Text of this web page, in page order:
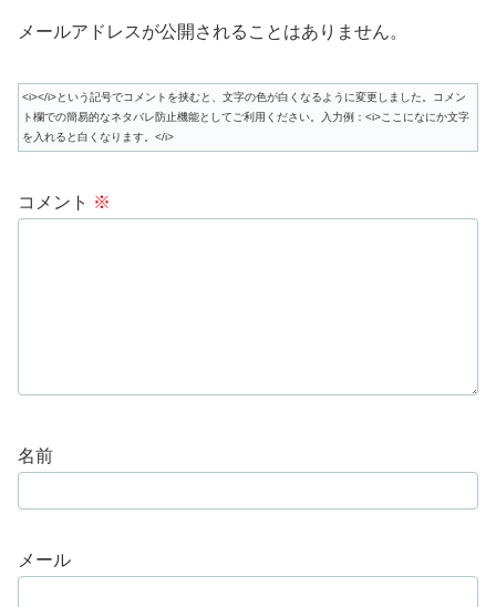
メールアドレスが公開されることはありません。
<i></i>という記号でコメントを挟むと、文字の色が白くなるように変更しました。コメン
ト欄での簡易的なネタバレ防止機能としてご利用ください。入力例：<i>ここになにか文字
を入れると白くなります。</i>
コメント ※
名前
メール